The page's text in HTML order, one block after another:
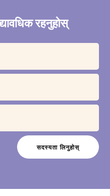
रहनुहोस्